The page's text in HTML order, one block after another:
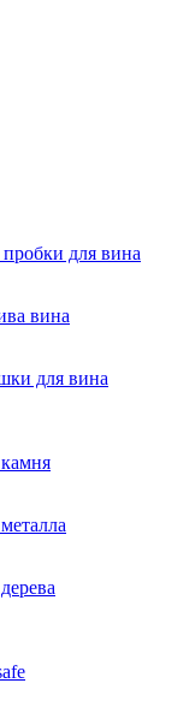
для вина
вина
для вина